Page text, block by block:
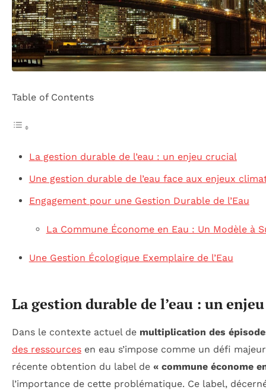
Table of Contents
La gestion durable de l’eau : un enjeu crucial
Une gestion durable de l’eau face aux enjeux
Engagement pour une Gestion Durable de l’Eau
La Commune Économe en Eau : Un Modèle à
Une Gestion Écologique Exemplaire de l’Eau
La gestion durable de l’eau : un
Dans le contexte actuel de multiplication des
des ressources en eau s’impose comme un défi
récente obtention du label de « commune économe
l’importance de cette problématique. Ce label,